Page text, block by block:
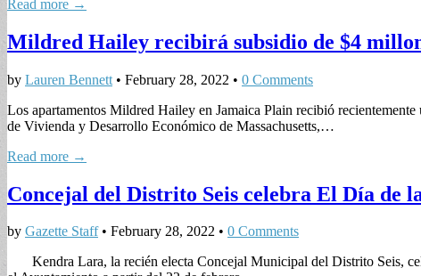
Read more →
Mildred Hailey recibirá subsidio de $4
by Lauren Bennett • February 28, 2022 • 0 Comments
Los apartamentos Mildred Hailey en Jamaica Plain recibió
de Vivienda y Desarrollo Económico de Massachusetts,…
Read more →
Concejal del Distrito Seis celebra El Día de
by Gazette Staff• February 28, 2022 • 0 Comments
Kendra Lara, la recién electa Concejal Municipal del Distrito Seis,